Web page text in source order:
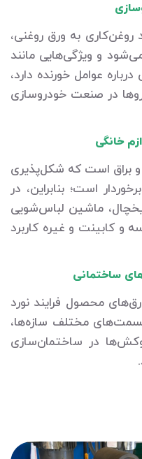
روغن‌کاری به ورق روغنی،
و ویژگی‌هایی مانند
عوامل خورنده دارد،
در صنعت خودروسازی
براق است که شکل‌پذیری
است؛ بنابراین، در
ماشین لباس‌شویی
و کابینت و غیره کاربرد
محصول فرایند نورد
مختلف سازه‌ها،
در ساختمان‌سازی